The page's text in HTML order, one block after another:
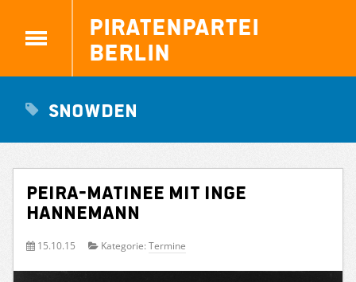
Piratenpartei
Berlin
Snowden
Peira-Matinee mit Inge
Hannemann
15.10.15 Kategorie: Termine